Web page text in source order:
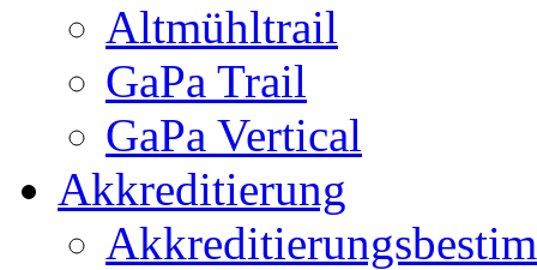
Altmühltrail
GaPa Trail
GaPa Vertical
Akkreditierung